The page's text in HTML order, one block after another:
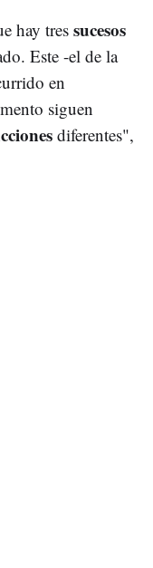
hay tres sucesos
Este -el de la
en
siguen
diferentes",